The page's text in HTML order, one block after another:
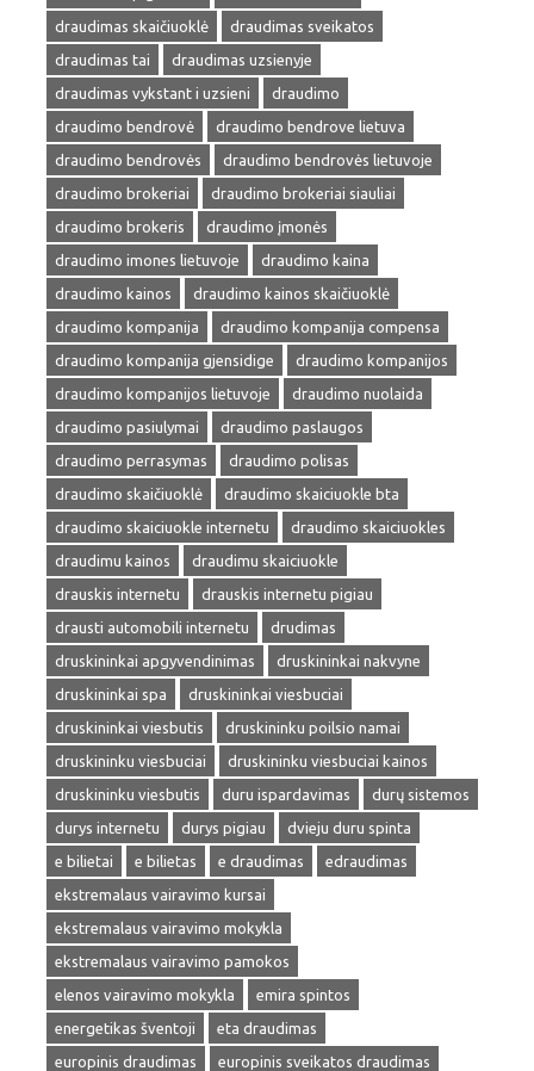
draudimas skaičiuoklė
draudimas sveikatos
draudimas tai
draudimas uzsienyje
draudimas vykstant i uzsieni
draudimo
draudimo bendrovė
draudimo bendrove lietuva
draudimo bendrovės
draudimo bendrovės lietuvoje
draudimo brokeriai
draudimo brokeriai siauliai
draudimo brokeris
draudimo įmonės
draudimo imones lietuvoje
draudimo kaina
draudimo kainos
draudimo kainos skaičiuoklė
draudimo kompanija
draudimo kompanija compensa
draudimo kompanija gjensidige
draudimo kompanijos
draudimo kompanijos lietuvoje
draudimo nuolaida
draudimo pasiulymai
draudimo paslaugos
draudimo perrasymas
draudimo polisas
draudimo skaičiuoklė
draudimo skaiciuokle bta
draudimo skaiciuokle internetu
draudimo skaiciuokles
draudimu kainos
draudimu skaiciuokle
drauskis internetu
drauskis internetu pigiau
drausti automobili internetu
drudimas
druskininkai apgyvendinimas
druskininkai nakvyne
druskininkai spa
druskininkai viesbuciai
druskininkai viesbutis
druskininku poilsio namai
druskininku viesbuciai
druskininku viesbuciai kainos
druskininku viesbutis
duru ispardavimas
durų sistemos
durys internetu
durys pigiau
dvieju duru spinta
e bilietai
e bilietas e draudimas
edraudimas
ekstremalaus vairavimo kursai
ekstremalaus vairavimo mokykla
ekstremalaus vairavimo pamokos
elenos vairavimo mokykla
emira spintos
energetikas šventoji
eta draudimas
europinis draudimas
europinis sveikatos draudimas